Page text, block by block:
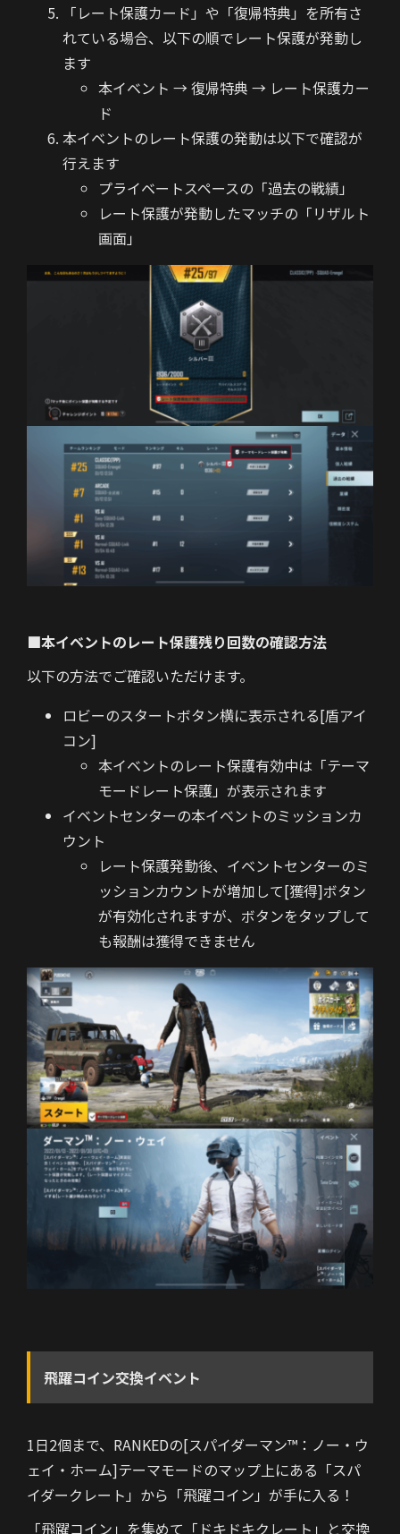
「レート保護カード」や「復帰特典」を所有さ
れている場合、以下の順でレート保護が発動し
ます
本イベント → 復帰特典 → レート保護カー
ド
本イベントのレート保護の発動は以下で確認が
行えます
プライベートスペースの「過去の戦績」
レート保護が発動したマッチの「リザルト
画面」
■本イベントのレート保護残り回数の確認方法
以下の方法でご確認いただけます。
ロビーのスタートボタン横に表示される[盾アイ
コン]
本イベントのレート保護有効中は「テーマ
モードレート保護」が表示されます
イベントセンターの本イベントのミッションカ
ウント
レート保護発動後、イベントセンターのミ
ッションカウントが増加して[獲得]ボタン
が有効化されますが、ボタンをタップして
も報酬は獲得できません
飛躍コイン交換イベント
1日2個まで、RANKEDの[スパイダーマン™：ノー・ウ
ェイ・ホーム]テーマモードのマップ上にある「スパ
イダークレート」から「飛躍コイン」が手に入る！
「飛躍コイン」を集めて「ドキドキクレート」 と交換